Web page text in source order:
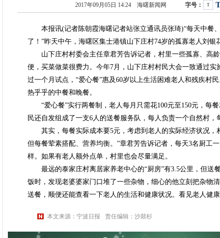
2017年09月05日 14:24 海曙新闻网 字号： T
本报讯(记者陈朝霞海曙记者站张立通讯员张琦)“每天中餐
了！”昨天中午，海曙区集士港镇山下庄村74岁的孤寡老人刘
山下庄村村委会主任章君芳告诉记者，村里一些孤寡、高
便，买菜做菜很费力。今年7月，山下庄村村民大会一致通过
过一个月试点，“爱心餐”惠及60岁以上生活困难老人和残疾村
热乎乎的中餐和晚餐。
“爱心餐”实行两餐制，老人每月只需花100元至150元，每
民还自发组成了一支6人的送餐服务队，每人负责一个自然村
其实，每餐实际成本要5元，考虑到老人的实际经济状况，
但每餐荤素搭配、营养均衡。”章君芳告诉记者，每天3名厨工
样。如果有老人额外点单，村里也会尽量满足。
最远的泰家庄村离居家养老中心的“厨房”有3.5公里，但送
饭时，发现老婆婆家门口堆了一些杂物，细心的他立刻把杂物
送餐，顺便还能查看一下老人的生活和健康状况。看见老人健
本文来源：宁波日报 责任编辑：沙燚杉